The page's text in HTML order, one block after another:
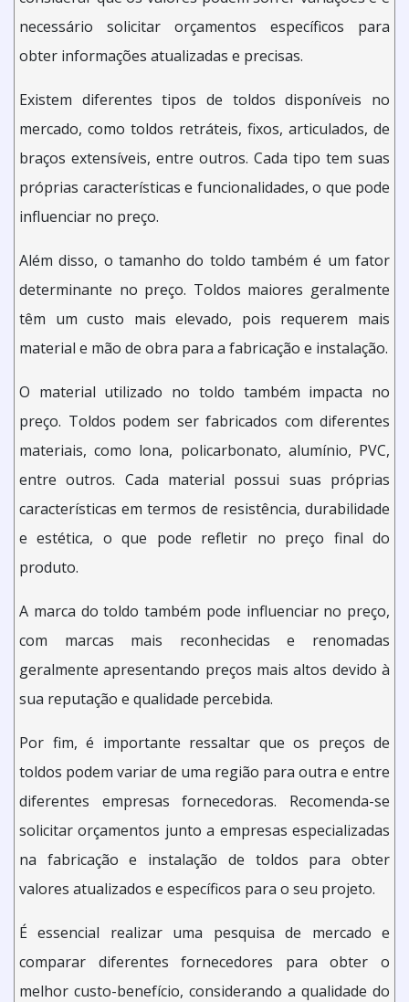
necessário solicitar orçamentos específicos para
obter informações atualizadas e precisas.
Existem diferentes tipos de toldos disponíveis no
mercado, como toldos retráteis, fixos, articulados, de
braços extensíveis, entre outros. Cada tipo tem suas
próprias características e funcionalidades, o que pode
influenciar no preço.
Além disso, o tamanho do toldo também é um fator
determinante no preço. Toldos maiores geralmente
têm um custo mais elevado, pois requerem mais
material e mão de obra para a fabricação e instalação.
O material utilizado no toldo também impacta no
preço. Toldos podem ser fabricados com diferentes
materiais, como lona, policarbonato, alumínio, PVC,
entre outros. Cada material possui suas próprias
características em termos de resistência, durabilidade
e estética, o que pode refletir no preço final do
produto.
A marca do toldo também pode influenciar no preço,
com marcas mais reconhecidas e renomadas
geralmente apresentando preços mais altos devido à
sua reputação e qualidade percebida.
Por fim, é importante ressaltar que os preços de
toldos podem variar de uma região para outra e entre
diferentes empresas fornecedoras. Recomenda-se
solicitar orçamentos junto a empresas especializadas
na fabricação e instalação de toldos para obter
valores atualizados e específicos para o seu projeto.
É essencial realizar uma pesquisa de mercado e
comparar diferentes fornecedores para obter o
melhor custo-benefício, considerando a qualidade do